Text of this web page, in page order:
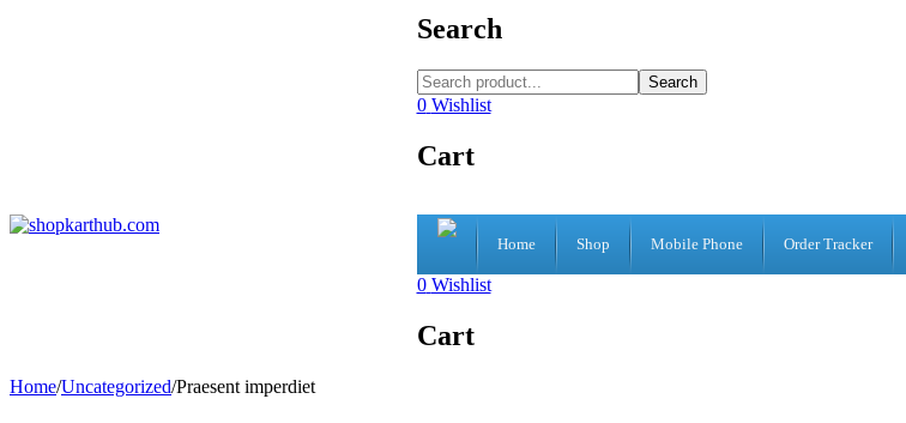
Search
Search
0 Wishlist
Cart
Home Shop Mobile Phone Order Tracker
0 Wishlist
Cart
Home/Uncategorized/Praesent imperdiet